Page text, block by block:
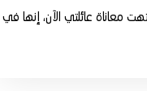
معاناة عائلتي الآن، إنها في